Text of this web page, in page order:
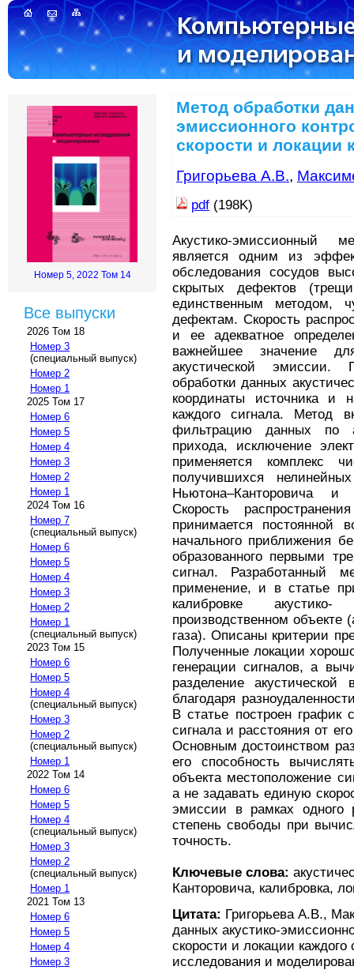
Номер 5, 2022 Том 14
Все выпуски
2026 Том 18
Номер 3
(специальный выпуск)
Номер 2
Номер 1
2025 Том 17
Номер 6
Номер 5
Номер 4
Номер 3
Номер 2
Номер 1
2024 Том 16
Номер 7
(специальный выпуск)
Номер 6
Номер 5
Номер 4
Номер 3
Номер 2
Номер 1
(специальный выпуск)
2023 Том 15
Номер 6
Номер 5
Номер 4
(специальный выпуск)
Номер 3
Номер 2
(специальный выпуск)
Номер 1
2022 Том 14
Номер 6
Номер 5
Номер 4
(специальный выпуск)
Номер 3
Номер 2
(специальный выпуск)
Номер 1
2021 Том 13
Номер 6
Номер 5
Номер 4
Номер 3
Метод обработки
эмиссионного
скорости и локации
Григорьева А.В.,
pdf (198K)
Акустико-эмиссионный
является одним из
обследования сосудов
скрытых дефектов
единственным методом,
дефектам. Скорость
и ее адекватное
важнейшее значение
акустической
обработки данных
координаты источника и
каждого сигнала. Метод
фильтрацию данных по
прихода, исключение
применяется комплекс
получившихся
Ньютона–Канторовича
Скорость
принимается постоянной
начального приближения
образованного первыми
сигнал. Разработанный
применение, и в статье
калибровке
производственном объекте
газа). Описаны критерии
Полученные локации
генерации сигналов, а
разделение
благодаря
В статье построен график
сигнала и расстояния от
Основным достоинством
его способность
объекта местоположение
а не задавать единую
эмиссии в рамках одного
степень свободы при
точность.
Ключевые слова:
Канторовича, калибровка,
Цитата: Григорьева А.В.,
данных акустико-
скорости и локации
исследования и